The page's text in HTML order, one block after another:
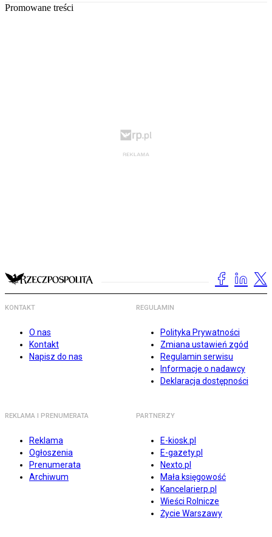
Promowane treści
KONTAKT
O nas
Kontakt
Napisz do nas
REGULAMIN
Polityka Prywatności
Zmiana ustawień zgód
Regulamin serwisu
Informacje o nadawcy
Deklaracja dostępności
REKLAMA I PRENUMERATA
Reklama
Ogłoszenia
Prenumerata
Archiwum
PARTNERZY
E-kiosk.pl
E-gazety.pl
Nexto.pl
Mała księgowość
Kancelarierp.pl
Wieści Rolnicze
Życie Warszawy